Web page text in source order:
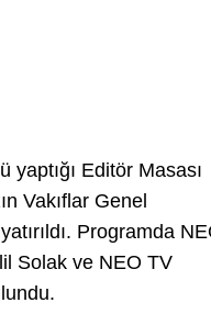
Editör Masası
Vakıflar Genel
Programda
Solak ve NEO TV